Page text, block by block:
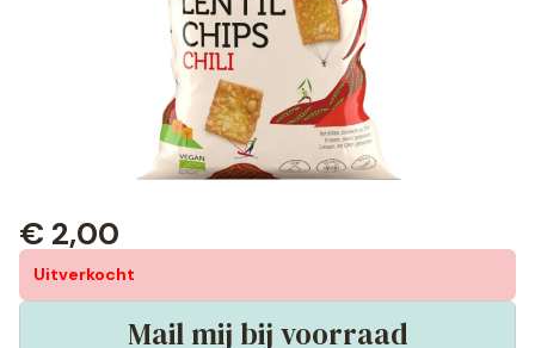
Uitverkocht
€ 2,00
Mail mij bij voorraad